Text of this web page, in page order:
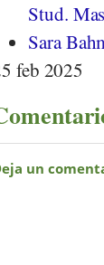
Stud.
Sara
feb 2025